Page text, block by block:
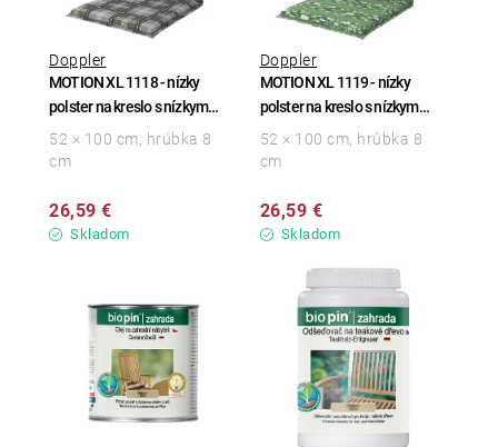
MOTION XL 1118 - nízky
polster na kreslo s nízkym
operadlom
Doppler
Skladom
26,59 €
52 × 100 cm, hrúbka 8
cm
MOTION XL 1119 - nízky
polster na kreslo s nízkym
operadlom
Doppler
Skladom
26,59 €
52 × 100 cm, hrúbka 8
cm